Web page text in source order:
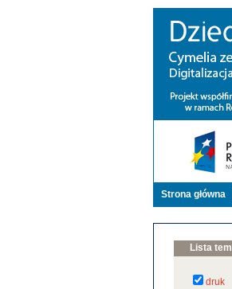
Strona główna
Lista
druk